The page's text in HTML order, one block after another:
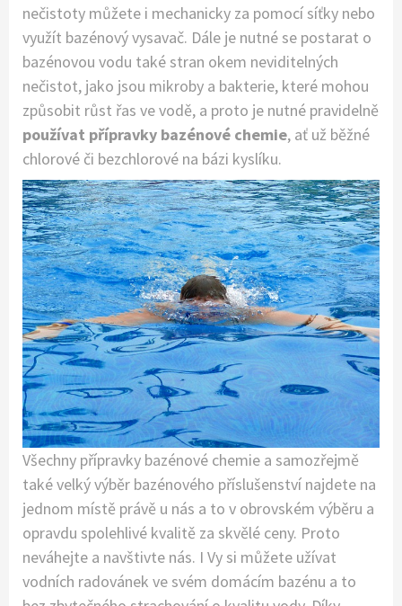
nečistoty můžete i mechanicky za pomocí síťky nebo
využít bazénový vysavač. Dále je nutné se postarat o
bazénovou vodu také stran okem neviditelných
nečistot, jako jsou mikroby a bakterie, které mohou
způsobit růst řas ve vodě, a proto je nutné pravidelně
používat přípravky bazénové chemie, ať už běžné
chlorové či bezchlorové na bázi kyslíku.
Všechny přípravky bazénové chemie a samozřejmě
také velký výběr bazénového příslušenství najdete na
jednom místě právě u nás a to v obrovském výběru a
opravdu spolehlivé kvalitě za skvělé ceny. Proto
neváhejte a navštivte nás. I Vy si můžete užívat
vodních radovánek ve svém domácím bazénu a to